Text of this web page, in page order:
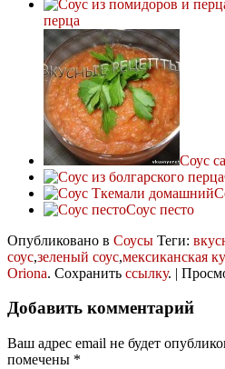
перца
Соус
Соус песто
Опубликовано в Соусы Теги:
соус,зеленый соус,мексиканская
Oriona. Сохранить ссылку. |
Добавить комментарий
Ваш адрес email не будет
помечены *